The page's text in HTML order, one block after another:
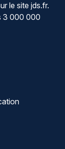
le site jds.fr.
3 000 000